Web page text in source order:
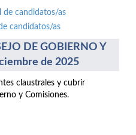
de candidatos/as
candidatos/as
DE GOBIERNO Y
de 2025
claustrales y cubrir
y Comisiones.